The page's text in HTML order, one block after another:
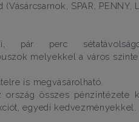
SPAR, PENNY,
pár perc
melyekkel a város
is megvásárolható.
ország összes
egyedi kedvezményekkel.